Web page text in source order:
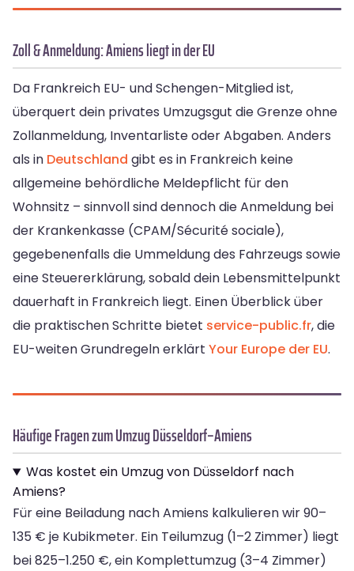
Zoll & Anmeldung: Amiens liegt in der EU
Da Frankreich EU- und Schengen-Mitglied ist,
überquert dein privates Umzugsgut die Grenze ohne
Zollanmeldung, Inventarliste oder Abgaben. Anders
als in Deutschland gibt es in Frankreich keine
allgemeine behördliche Meldepflicht für den
Wohnsitz – sinnvoll sind dennoch die Anmeldung bei
der Krankenkasse (CPAM/Sécurité sociale),
gegebenenfalls die Ummeldung des Fahrzeugs sowie
eine Steuererklärung, sobald dein Lebensmittelpunkt
dauerhaft in Frankreich liegt. Einen Überblick über
die praktischen Schritte bietet service-public.fr, die
EU-weiten Grundregeln erklärt Your Europe der EU.
Häufige Fragen zum Umzug Düsseldorf–Amiens
Was kostet ein Umzug von Düsseldorf nach
Amiens?
Für eine Beiladung nach Amiens kalkulieren wir 90–
135 € je Kubikmeter. Ein Teilumzug (1–2 Zimmer) liegt
bei 825–1.250 €, ein Komplettumzug (3–4 Zimmer)